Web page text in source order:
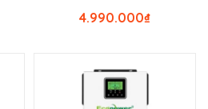
₫
4.990.000